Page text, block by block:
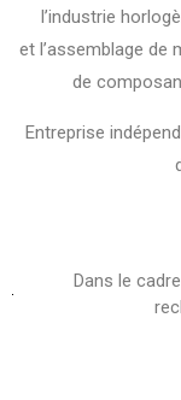
l’industrie
et l’assemblage de
de
Entreprise
Dans le